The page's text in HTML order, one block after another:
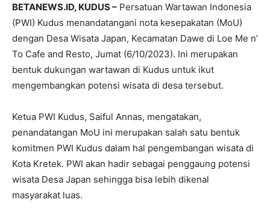
BETANEWS.ID, KUDUS – Persatuan Wartawan Indonesia
(PWI) Kudus menandatangani nota kesepakatan (MoU)
dengan Desa Wisata Japan, Kecamatan Dawe di Loe Me n’
To Cafe and Resto, Jumat (6/10/2023). Ini merupakan
bentuk dukungan wartawan di Kudus untuk ikut
mengembangkan potensi wisata di desa tersebut.
Ketua PWI Kudus, Saiful Annas, mengatakan,
penandatangan MoU ini merupakan salah satu bentuk
komitmen PWI Kudus dalam hal pengembangan wisata di
Kota Kretek. PWI akan hadir sebagai penggaung potensi
wisata Desa Japan sehingga bisa lebih dikenal
masyarakat luas.